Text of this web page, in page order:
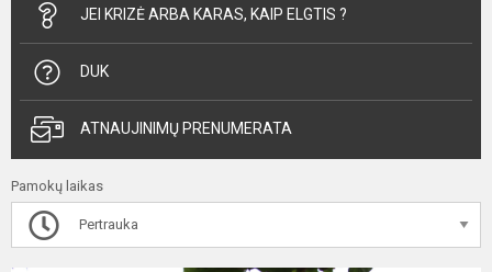
JEI KRIZĖ ARBA KARAS, KAIP ELGTIS ?
DUK
ATNAUJINIMŲ PRENUMERATA
Pamokų laikas
Pertrauka